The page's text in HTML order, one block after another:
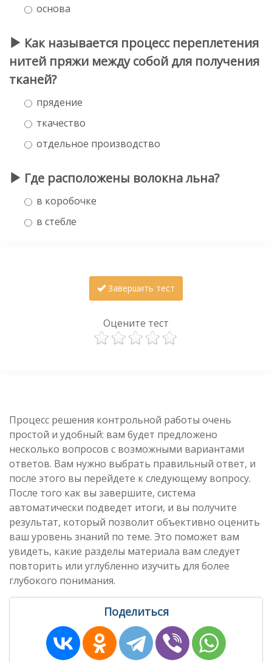
основа
Как называется процесс переплетения
нитей пряжи между собой для получения
тканей?
прядение
ткачество
отдельное производство
Где расположены волокна льна?
в коробочке
в стебле
Завершить тест
Оцените тест
Процесс решения контрольной работы очень
простой и удобный: вам будет предложено
несколько вопросов с возможными вариантами
ответов. Вам нужно выбрать правильный ответ, и
после этого вы перейдете к следующему вопросу.
После того как вы завершите, система
автоматически подведет итоги, и вы получите
результат, который позволит объективно оценить
ваш уровень знаний по теме. Это поможет вам
увидеть, какие разделы материала вам следует
повторить или углубленно изучить для более
глубокого понимания.
Поделиться